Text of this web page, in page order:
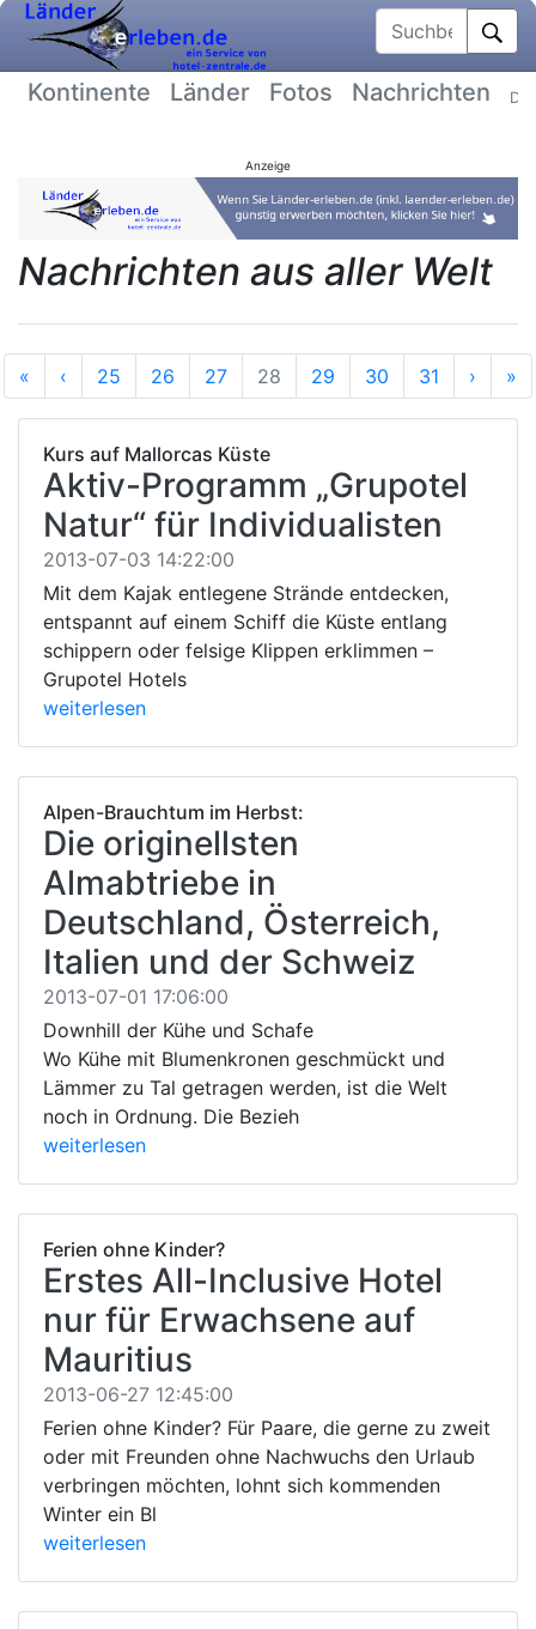
Suchbegriff
Kontinente Länder Fotos Nachrichten
Anzeige
Nachrichten aus aller Welt
« Anfang
‹ Vorherige
25 26 27 28 29 30 31 › »
Kurs auf Mallorcas Küste
Aktiv-Programm „Grupotel
Natur“ für Individualisten
2013-07-03 14:22:00
Mit dem Kajak entlegene Strände entdecken,
entspannt auf einem Schiff die Küste entlang
schippern oder felsige Klippen erklimmen –
Grupotel Hotels
weiterlesen
Alpen-Brauchtum im Herbst:
Die originellsten
Almabtriebe in
Deutschland, Österreich,
Italien und der Schweiz
2013-07-01 17:06:00
Downhill der Kühe und Schafe
Wo Kühe mit Blumenkronen geschmückt und
Lämmer zu Tal getragen werden, ist die Welt
noch in Ordnung. Die Bezieh
weiterlesen
Ferien ohne Kinder?
Erstes All-Inclusive Hotel
nur für Erwachsene auf
Mauritius
2013-06-27 12:45:00
Ferien ohne Kinder? Für Paare, die gerne zu zweit
oder mit Freunden ohne Nachwuchs den Urlaub
verbringen möchten, lohnt sich kommenden
Winter ein Bl
weiterlesen